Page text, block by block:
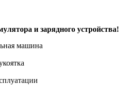
и зарядного устройства!
машина